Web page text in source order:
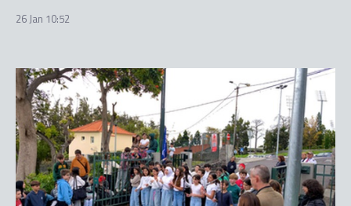
26 Jan 10:52